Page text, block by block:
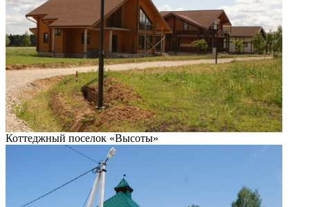
Коттеджный поселок «Высоты»